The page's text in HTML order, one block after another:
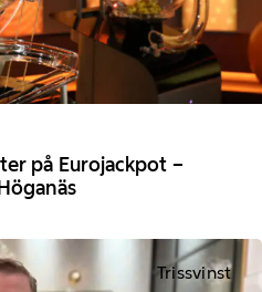
på Eurojackpot –
Trissvinst